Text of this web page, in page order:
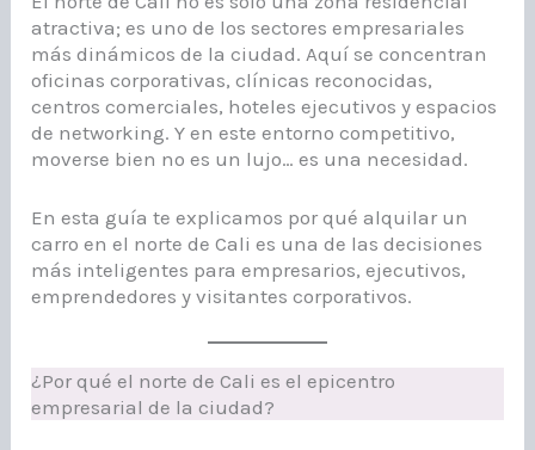
atractiva; es uno de los sectores empresariales
más dinámicos de la ciudad. Aquí se concentran
oficinas corporativas, clínicas reconocidas,
centros comerciales, hoteles ejecutivos y espacios
de networking. Y en este entorno competitivo,
moverse bien no es un lujo… es una necesidad.
En esta guía te explicamos por qué alquilar un
carro en el norte de Cali es una de las decisiones
más inteligentes para empresarios, ejecutivos,
emprendedores y visitantes corporativos.
¿Por qué el norte de Cali es el epicentro
empresarial de la ciudad?